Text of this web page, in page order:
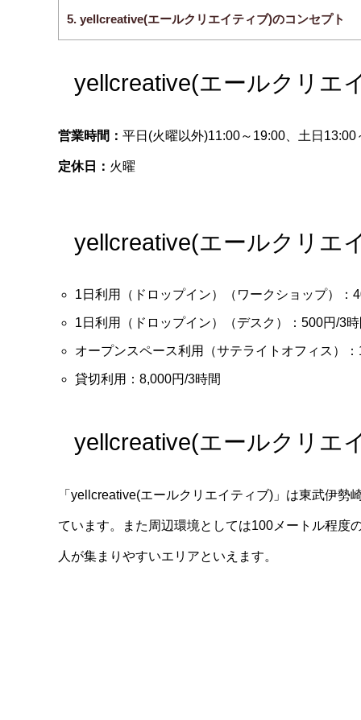
5. yellcreative(エールクリエイティブ)のコンセプト
yellcreative(エールクリエ
営業時間： 平日(火曜以外)11:00～19:00、土日13:00
定休日： 火曜
yellcreative(エールクリエ
1日利用（ドロップイン）（ワークショップ）：
1日利用（ドロップイン）（デスク）：500円/3
オープンスペース利用（サテライトオフィス）
貸切利用：8,000円/3時間
yellcreative(エールクリエ
「yellcreative(エールクリエイティブ)」は東武伊
ています。また周辺環境としては100メートル程度
人が集まりやすいエリアといえます。